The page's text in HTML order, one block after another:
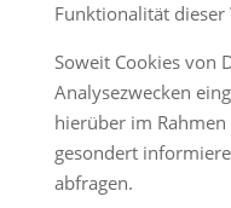
Funktionalität dieser
Soweit Cookies von
Analysezwecken
hierüber im
gesondert
abfragen.